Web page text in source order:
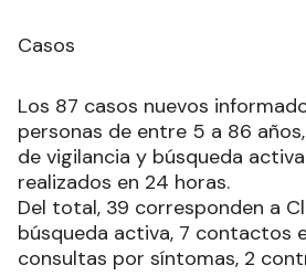
Casos
Los 87 casos nuevos
personas de entre 5 a 86
de vigilancia y búsqueda
realizados en 24 horas.
Del total, 39 corresponden a
búsqueda activa, 7 contactos
consultas por síntomas, 2